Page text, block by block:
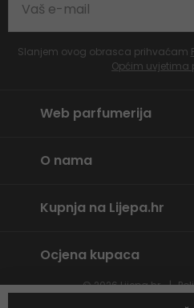
Slanjem ovog obrasca prihvaćam
Općim uvjetima
Web parfumerija
O nama
Kupnja na Lijepa.hr
Ocjena kupaca
© 2026Lijepa.hr